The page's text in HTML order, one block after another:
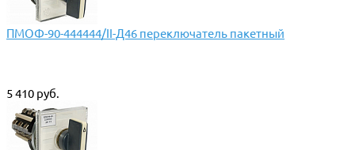
ПМОФ-90-444444/II-Д46 переключатель пакетный
5 410 руб.